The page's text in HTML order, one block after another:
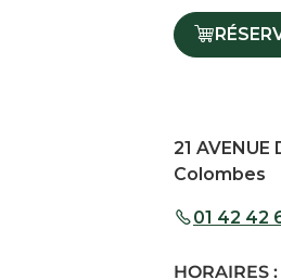
21 AVENUE
Colombes
01 42 42
HORAIRES :